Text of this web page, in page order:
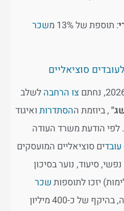
: תוספת של 13% מ
שכר
צו הרחבהלשלב
, ביוזמת ההסתדרותואיגוד
לפי הודעת משרד העודה
עובדים סוציאליים המועסקים
סיעוד, נוער בסיכון
יזכו לתוספותשכר
משמעותיות. הרפורמה, בהיקף של כ-400 מיליון